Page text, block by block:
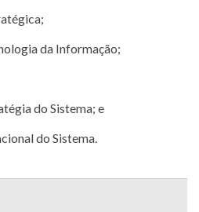
da Informação;
do Sistema; e
do Sistema.